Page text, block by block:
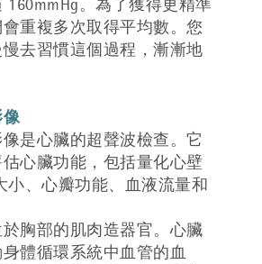
160mmHg。為了獲得更精準
重複多次取得平均數。您
去習慣這個過程，漸漸地
像
是心臟的超聲波檢查。它
心臟功能，包括量化心壁
小、心瓣功能、血液流量和
胸部的肌肉造器官。心臟
體循環系統中血管的血